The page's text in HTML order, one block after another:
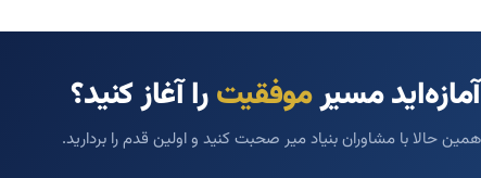
آمازه‌اید مسیرموفقیترا آغاز کنید؟
همین حالا با مشاوران بنیاد میر صحبت کنید و اولین قدم را بردارید.